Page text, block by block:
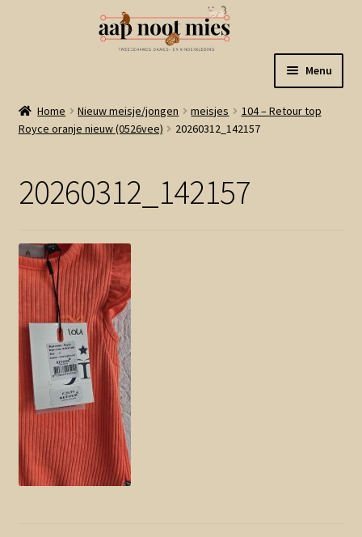
naar
navigatie
de
inhoud
Menu
Welkom
Winkel
Winkelmand
Linkjes
Contact en nieuwsbrief
Home Nieuw meisje/jongen meisjes
104 – Retour top
Royce oranje nieuw (0526vee)
20260312_142157
20260312_142157